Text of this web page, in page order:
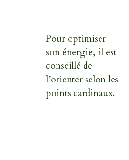
Pour optimiser
son énergie, il est
conseillé de
l’orienter selon les
points cardinaux.